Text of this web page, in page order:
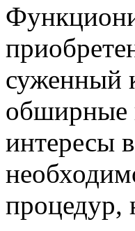
суженный
обширные
интересы
процедур,